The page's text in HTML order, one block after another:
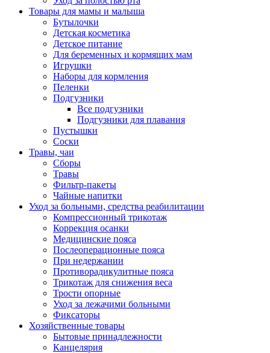
Товары для мамы и малыша
Бутылочки
Детская косметика
Детское питание
Для беременных и кормящих мам
Игрушки
Наборы для кормления
Пеленки
Подгузники
Все подгузники
Подгузники для плавания
Пустышки
Соски
Травы, чаи
Сборы
Травы
Фильтр-пакеты
Чайные напитки
Уход за больными, средства реабилитации
Компрессионный трикотаж
Коррекция осанки
Медицинские пояса
Послеоперационные пояса
При недержании
Противорадикулитные пояса
Трикотаж для снижения веса
Трости опорные
Уход за лежачими больными
Фиксаторы
Хозяйственные товары
Бытовые принадлежности
Канцелярия